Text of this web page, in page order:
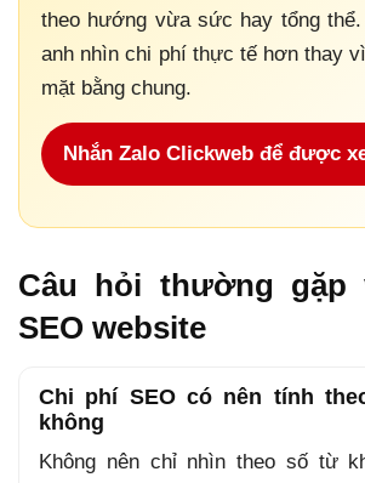
theo hướng vừa sức hay tổng
anh nhìn chi phí thực tế hơn thay
mặt bằng chung.
Nhắn Zalo Clickweb để được
Câu hỏi thường gặp
SEO website
Chi phí SEO có nên tính
không
Không nên chỉ nhìn theo số từ